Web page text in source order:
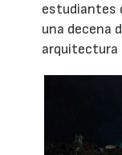
estudiantes
una decena
arquitectura